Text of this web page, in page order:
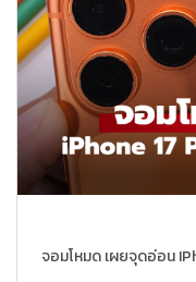
จอมโหมด เผยจุดอ่อน